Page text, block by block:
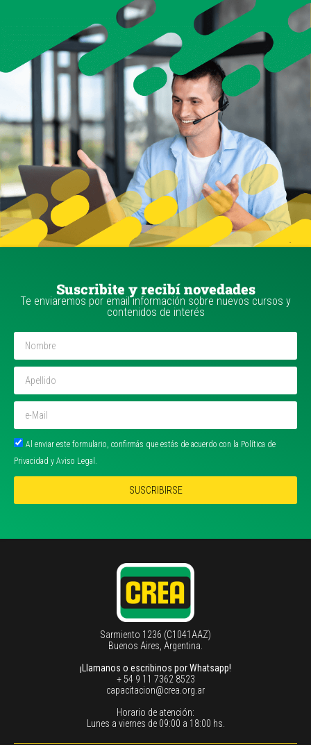
Suscribite y recibí novedades
Te enviaremos por email información sobre nuevos cursos y
contenidos de interés
Al enviar este formulario, confirmás que estás de acuerdo con la Política de
Privacidad y Aviso Legal.
SUSCRIBIRSE
Sarmiento 1236 (C1041AAZ)
Buenos Aires, Argentina.
¡Llamanos o escribinos por Whatsapp!
+ 54 9 11 7362 8523
capacitacion@crea.org.ar
Horario de atención:
Lunes a viernes de 09:00 a 18:00 hs.